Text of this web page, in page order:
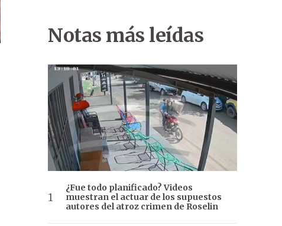
Notas más leídas
¿Fue todo planificado? Videos
muestran el actuar de los supuestos
autores del atroz crimen de Roselin